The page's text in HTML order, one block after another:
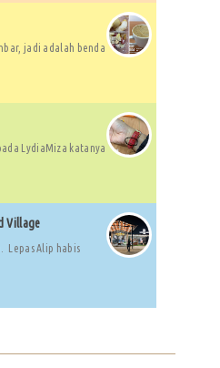
jadi adalah benda
LydiaMiza katanya
Village
Lepas Alip habis